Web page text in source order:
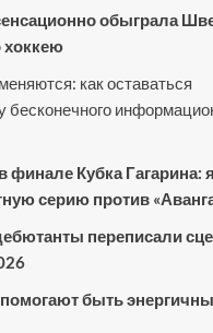
обыграла
хоккею
как оставаться
финале Кубка Гагарина:
серию против
переписали
помогают быть